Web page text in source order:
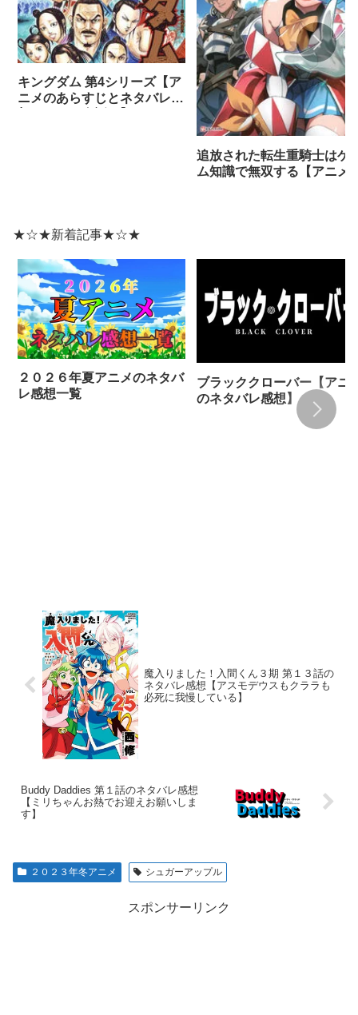
キングダム 第4シリーズ【ア
ニメのあらすじとネタバレ感
追放された転生重騎士はゲ
ム知識で無双する【アニメ
★☆★新着記事★☆★
２０２６年夏アニメのネタバ
レ感想一覧
ブラッククローバー【アニ
のネタバレ感想】
魔入りました！入間くん３期 第１３話の
ネタバレ感想【アスモデウスもクララも
必死に我慢している】
Buddy Daddies 第１話のネタバレ感想
【ミリちゃんお熱でお迎えお願いしま
す】
２０２３年冬アニメ シュガーアップル
スポンサーリンク